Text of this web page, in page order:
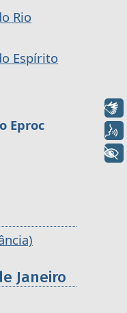
Rio
Espírito
Eproc
Janeiro